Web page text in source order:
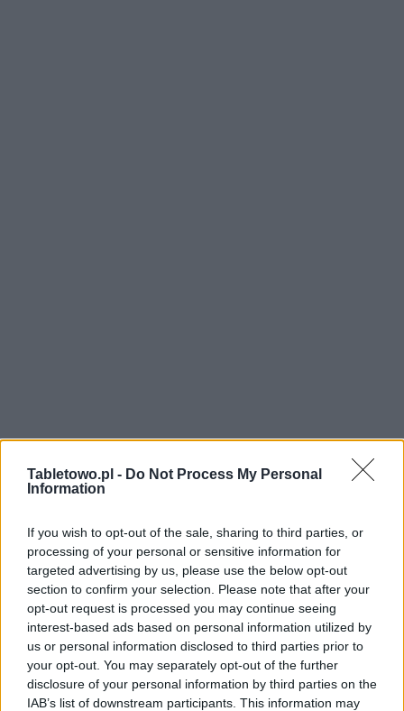
Tabletowo.pl - Do Not Process My Personal
Information
If you wish to opt-out of the sale, sharing to third parties, or
processing of your personal or sensitive information for
targeted advertising by us, please use the below opt-out
section to confirm your selection. Please note that after your
opt-out request is processed you may continue seeing
interest-based ads based on personal information utilized by
us or personal information disclosed to third parties prior to
your opt-out. You may separately opt-out of the further
disclosure of your personal information by third parties on the
IAB’s list of downstream participants. This information may